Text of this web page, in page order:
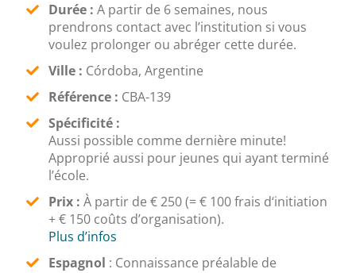
Durée : A partir de 6 semaines, nous
prendrons contact avec l’institution si vous
voulez prolonger ou abréger cette durée.
Ville : Córdoba, Argentine
Référence : CBA-139
Spécificité :
Aussi possible comme dernière minute!
Approprié aussi pour jeunes qui ayant terminé
l’école.
Prix : À partir de € 250 (= € 100 frais d‘initiation
+ € 150 coûts d’organisation).
Plus d’infos
Espagnol : Connaissance préalable de